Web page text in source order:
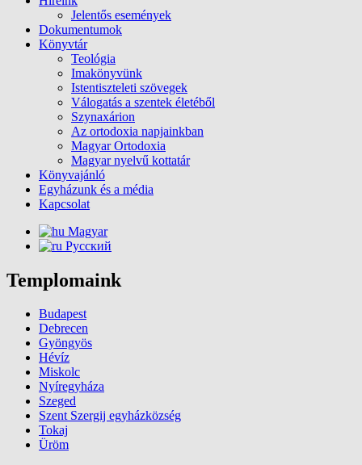
Jelentős események
Dokumentumok
Könyvtár
Teológia
Imakönyvünk
Istentiszteleti szövegek
Válogatás a szentek életéből
Szynaxárion
Az ortodoxia napjainkban
Magyar Ortodoxia
Magyar nyelvű kottatár
Könyvajánló
Egyházunk és a média
Kapcsolat
Magyar
Русский
Templomaink
Budapest
Debrecen
Gyöngyös
Hévíz
Miskolc
Nyíregyháza
Szeged
Szent Szergij egyházközség
Tokaj
Üröm